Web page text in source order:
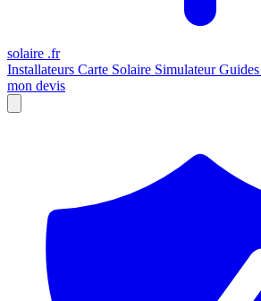
solaire .fr
Installateurs Carte Solaire SimulateurGuides
mon devis